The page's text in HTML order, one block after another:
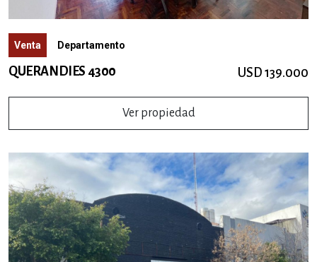
Venta Departamento
QUERANDIES 4300 USD 139.000
Ver propiedad